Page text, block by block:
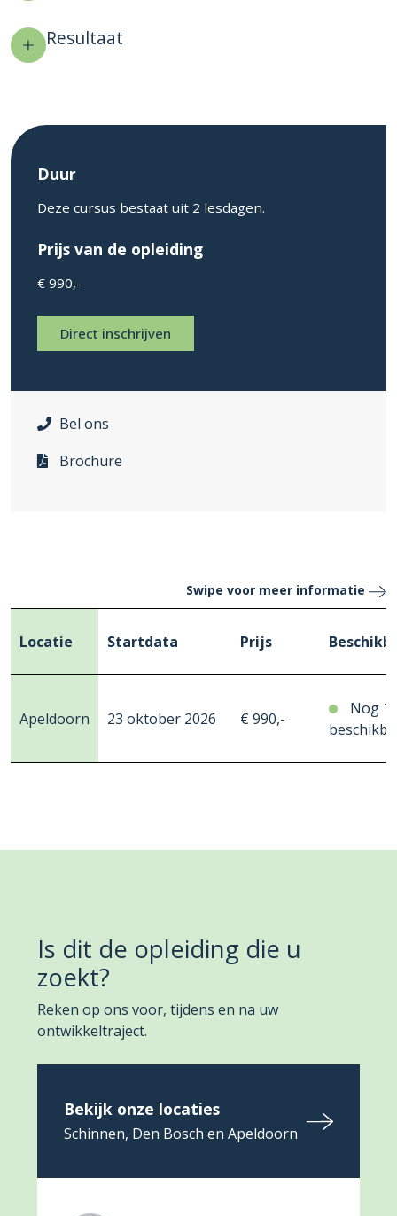
Resultaat
Duur
Deze cursus bestaat uit 2 lesdagen.
Prijs van de opleiding
€ 990,-
Direct inschrijven
Bel ons
Brochure
Swipe voor meer informatie
Locatie Startdata Prijs
Apeldoorn 23 oktober 2026 € 990,-
Nog
Is dit de opleiding die u
zoekt?
Reken op ons voor, tijdens en na uw
ontwikkeltraject.
Bekijk onze locaties
Schinnen, Den Bosch en Apeldoorn